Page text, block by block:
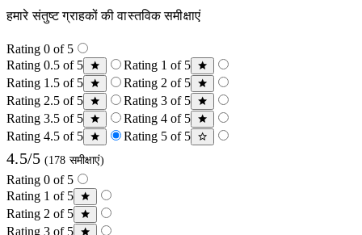
हमारे संतुष्ट ग्राहकों की वास्तविक समीक्षाएं
Rating 0 of 5
Rating 0.5 of 5
Rating 1 of 5
Rating 1.5 of 5
Rating 2 of 5
Rating 2.5 of 5
Rating 3 of 5
Rating 3.5 of 5
Rating 4 of 5
Rating 4.5 of 5
Rating 5 of 5
4.5/5 (178 समीक्षाएं)
Rating 0 of 5
Rating 1 of 5
Rating 2 of 5
Rating 3 of 5